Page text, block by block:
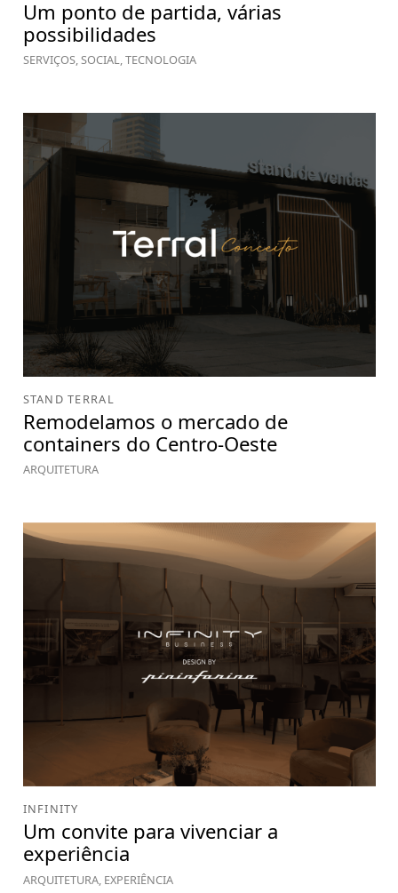
Um ponto de partida, várias
possibilidades
SERVIÇOS, SOCIAL, TECNOLOGIA
STAND TERRAL
Remodelamos o mercado de
containers do Centro-Oeste
ARQUITETURA
INFINITY
Um convite para vivenciar a
experiência
ARQUITETURA, EXPERIÊNCIA